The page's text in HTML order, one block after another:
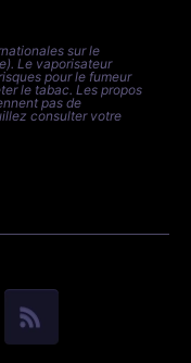
sur le
Le vaporisateur
pour le fumeur
le tabac. Les propos
pas de
consulter votre